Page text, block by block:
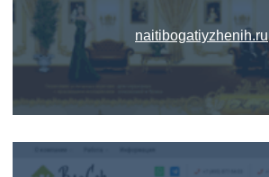
naitibogatiyzhenih.ru